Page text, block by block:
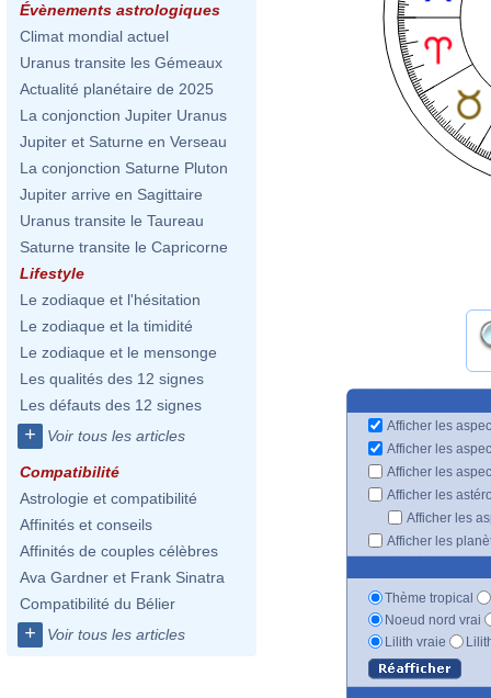
Évènements astrologiques
Climat mondial actuel
Uranus transite les Gémeaux
Actualité planétaire de 2025
La conjonction Jupiter Uranus
Jupiter et Saturne en Verseau
La conjonction Saturne Pluton
Jupiter arrive en Sagittaire
Uranus transite le Taureau
Saturne transite le Capricorne
Lifestyle
Le zodiaque et l'hésitation
Le zodiaque et la timidité
Le zodiaque et le mensonge
Les qualités des 12 signes
Les défauts des 12 signes
+ Voir tous les articles
Compatibilité
Astrologie et compatibilité
Affinités et conseils
Affinités de couples célèbres
Ava Gardner et Frank Sinatra
Compatibilité du Bélier
+ Voir tous les articles
Afficher les
Afficher les
Afficher les
Afficher les
Afficher les
Afficher les
Thème tropical
Noeud nord vrai
Lilith vraie